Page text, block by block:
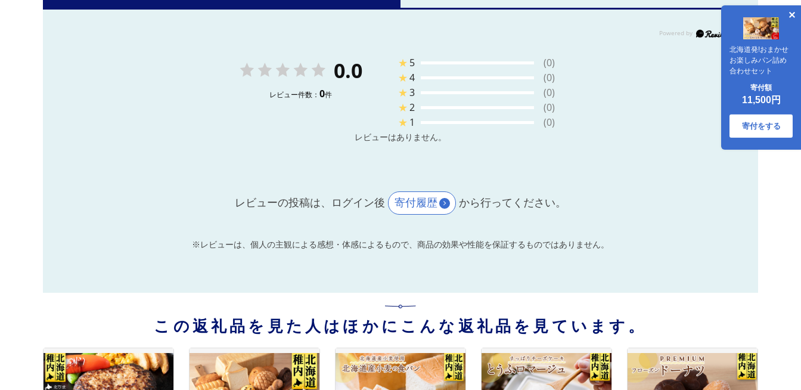
北海道発!おまかせ
お楽しみパン詰め
合わせセット
寄付額
11,500円
寄付をする
0.0
レビュー件数： 0件
★ 5
(0)
★4
(0)
★3
(0)
★2
(0)
★ 1 (0)
レビューはありません。
レビューの投稿は、ログイン後 寄付履歴 から行ってください。
※レビューは、個人の主観による感想・体感によるもので、商品の効果や性能を保証するものではありません。
この返礼品を見た人はほかにこんな返礼品を見ています。